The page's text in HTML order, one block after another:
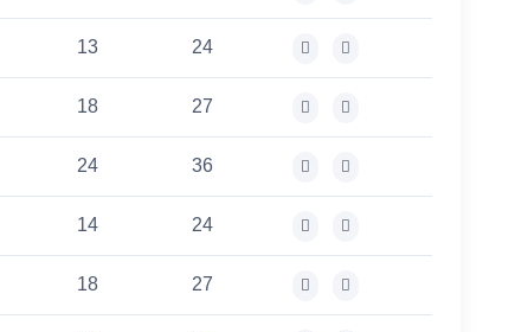
13 24
18 27
24 36
14 24
18 27